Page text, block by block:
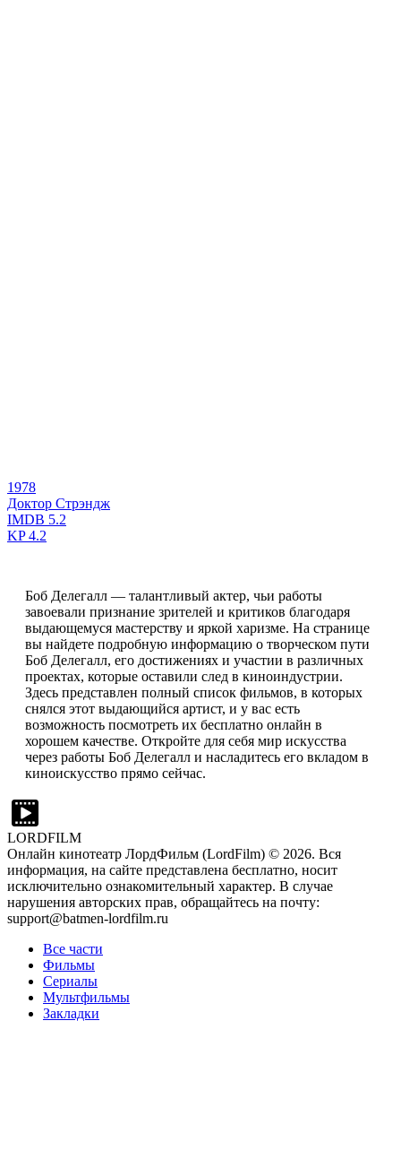
1978
Доктор Стрэндж
IMDB 5.2
KP4.2
Боб Делегалл — талантливый актер, чьи работы
завоевали признание зрителей и критиков благодаря
выдающемуся мастерству и яркой харизме. На странице
вы найдете подробную информацию о творческом пути
Боб Делегалл, его достижениях и участии в различных
проектах, которые оставили след в киноиндустрии.
Здесь представлен полный список фильмов, в которых
снялся этот выдающийся артист, и у вас есть
возможность посмотреть их бесплатно онлайн в
хорошем качестве. Откройте для себя мир искусства
через работы Боб Делегалл и насладитесь его вкладом в
киноискусство прямо сейчас.
LORDFILM
Онлайн кинотеатр ЛордФильм (LordFilm) © 2026. Вся
информация, на сайте представлена бесплатно, носит
исключительно ознакомительный характер. В случае
нарушения авторских прав, обращайтесь на почту:
support@batmen-lordfilm.ru
Все части
Фильмы
Сериалы
Мультфильмы
Закладки